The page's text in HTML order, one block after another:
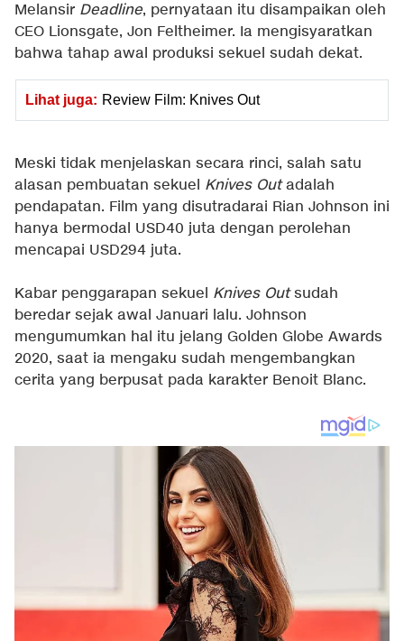
Melansir Deadline, pernyataan itu disampaikan oleh
CEO Lionsgate, Jon Feltheimer. Ia mengisyaratkan
bahwa tahap awal produksi sekuel sudah dekat.
Lihat juga: Review Film: Knives Out
Meski tidak menjelaskan secara rinci, salah satu
alasan pembuatan sekuel Knives Outadalah
pendapatan. Film yang disutradarai Rian Johnson ini
hanya bermodal USD40 juta dengan perolehan
mencapai USD294 juta.
Kabar penggarapan sekuel Knives Outsudah
beredar sejak awal Januari lalu. Johnson
mengumumkan hal itu jelang Golden Globe Awards
2020, saat ia mengaku sudah mengembangkan
cerita yang berpusat pada karakter Benoit Blanc.